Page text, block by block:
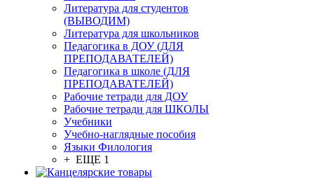
Литература для студентов
(ВЫВОДИМ)
Литература для школьников
Педагогика в ДОУ (ДЛЯ
ПРЕПОДАВАТЕЛЕЙ)
Педагогика в школе (ДЛЯ
ПРЕПОДАВАТЕЛЕЙ)
Рабочие тетради для ДОУ
Рабочие тетради для ШКОЛЫ
Учебники
Учебно-наглядные пособия
Языки Филология
+ ЕЩЕ 1